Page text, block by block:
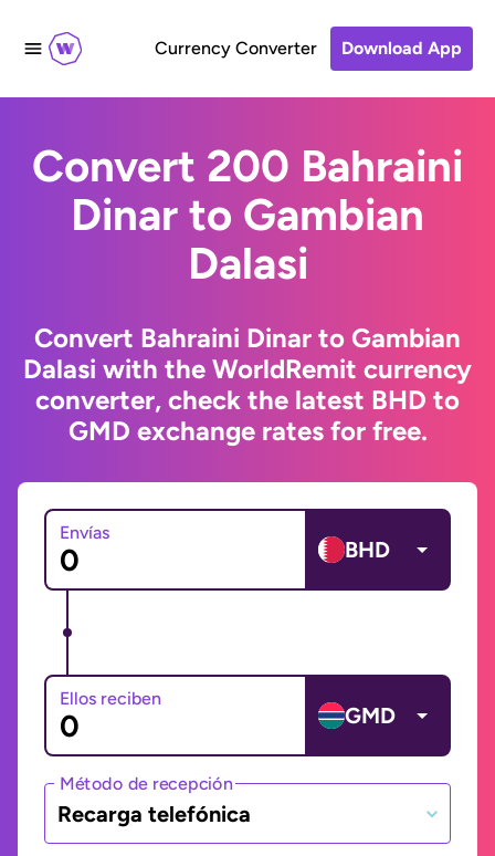
Currency Converter Download App
Convert 200 Bahraini
Dinar to Gambian
Dalasi
Convert Bahraini Dinar to Gambian
Dalasi with the WorldRemit currency
converter, check the latest BHD to
GMD exchange rates for free.
Envías
BHD
Ellos reciben
GMD
Método de recepción
Recarga telefónica